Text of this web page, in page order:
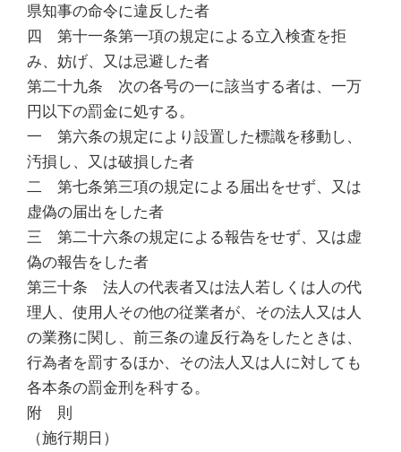
県知事の命令に違反した者
四 第十一条第一項の規定による立入検査を拒
み、妨げ、又は忌避した者
第二十九条 次の各号の一に該当する者は、一万
円以下の罰金に処する。
一 第六条の規定により設置した標識を移動し、
汚損し、又は破損した者
二 第七条第三項の規定による届出をせず、又は
虚偽の届出をした者
三 第二十六条の規定による報告をせず、又は虚
偽の報告をした者
第三十条 法人の代表者又は法人若しくは人の代
理人、使用人その他の従業者が、その法人又は人
の業務に関し、前三条の違反行為をしたときは、
行為者を罰するほか、その法人又は人に対しても
各本条の罰金刑を科する。
附 則
（施行期日）